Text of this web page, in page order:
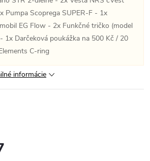
Pumpa Scoprega SUPER-F - 1x
EG Flow - 2x Funkčné tričko (model
1x Darčeková poukážka na 500 Kč / 20
C-ring
informácie